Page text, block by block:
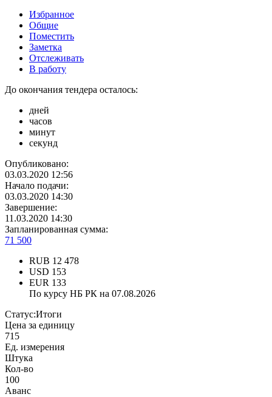
Избранное
Общие
Поместить
Заметка
Отслеживать
В работу
До окончания тендера осталось:
дней
часов
минут
секунд
Опубликовано:
03.03.2020 12:56
Начало подачи:
03.03.2020 14:30
Завершение:
11.03.2020 14:30
Запланированная сумма:
71 500
RUB 12 478
USD 153
EUR 133
По курсу НБ РК на 07.08.2026
Статус:Итоги
Цена за единицу
715
Ед. измерения
Штука
Кол-во
100
Аванс